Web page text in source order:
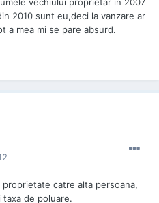
vechiului proprietar in 2007
2010 sunt eu,deci la vanzare ar
a mea mi se pare absurd.
catre alta persoana,
de poluare.